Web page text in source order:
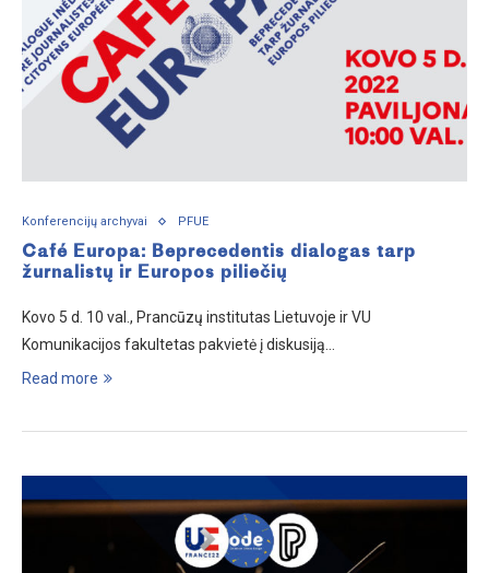
Konferencijų archyvai PFUE
Café Europa: Beprecedentis dialogas tarp
žurnalistų ir Europos piliečių
Kovo 5 d. 10 val., Prancūzų institutas Lietuvoje ir VU
Komunikacijos fakultetas pakvietė į diskusiją…
Read more